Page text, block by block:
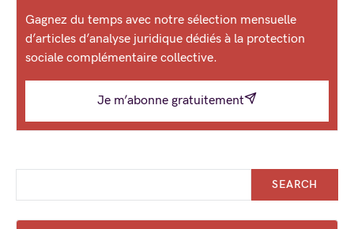
Gagnez du temps avec notre sélection mensuelle
d’articles d’analyse juridique dédiés à la protection
sociale complémentaire collective.
Je m’abonne gratuitement
SEARCH